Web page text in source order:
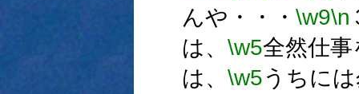
んや・・・ \w9\n
は、 \w5全然仕
は、 \w5うちに